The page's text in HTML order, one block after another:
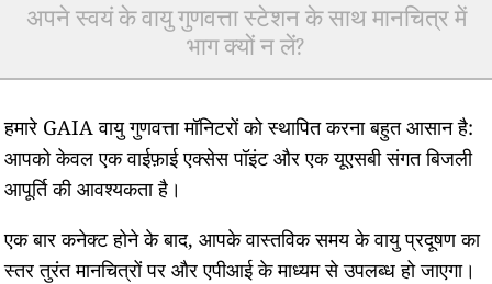
अपने स्वयं के वायु गुणवत्ता स्टेशन के साथ मानचित्र में
भाग क्यों न लें?
हमारे GAIA वायु गुणवत्ता मॉनिटरों को स्थापित करना बहुत आसान है:
आपको केवल एक वाईफ़ाई एक्सेस पॉइंट और एक यूएसबी संगत बिजली
आपूर्ति की आवश्यकता है।
एक बार कनेक्ट होने के बाद, आपके वास्तविक समय के वायु प्रदूषण का
स्तर तुरंत मानचित्रों पर और एपीआई के माध्यम से उपलब्ध हो जाएगा।